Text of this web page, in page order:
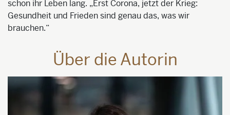
schon ihr Leben lang. „Erst Corona, jetzt der Krieg:
Gesundheit und Frieden sind genau das, was wir
brauchen.“
Über die Autorin